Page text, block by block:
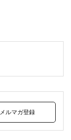
メルマガ登録